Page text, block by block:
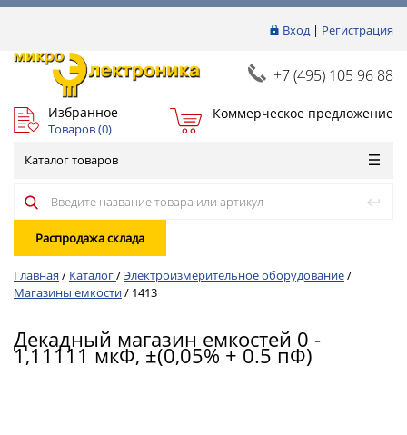
Вход| Регистрация
+7 (495) 105 96 88
Избранное
Товаров (0)
Коммерческое предложение
Каталог товаров
Распродажа склада
Главная / Каталог/Электроизмерительное оборудование/
Магазины емкости/ 1413
Декадный магазин емкостей 0 -
1,11111 мкФ, ±(0,05% + 0.5 пФ)